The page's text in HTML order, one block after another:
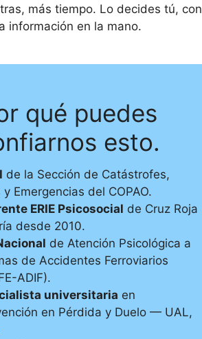
más tiempo. Lo decides tú, con
información en la mano.
qué puedes
esto.
de la Sección de Catástrofes,
y Emergencias del COPAO.
ERIE Psicosocial de Cruz Roja
desde 2010.
de Atención Psicológica a
de Accidentes Ferroviarios
ADIF).
universitaria en
en Pérdida y Duelo — UAL,